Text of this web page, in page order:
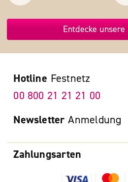
Entdecke
Zahlungsarten
Hotline Festnetz
00 800 21 21 21 00
Newsletter Anmeldung